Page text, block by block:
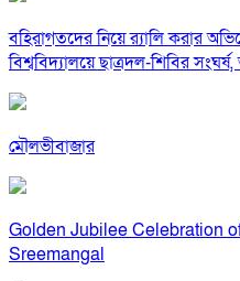
বহিরাগতদের নিয়ে র‍্যালি করার
বিশ্ববিদ্যালয়ে ছাত্রদল-শিবির
মৌলভীবাজার
Golden Jubilee Celebration
Sreemangal